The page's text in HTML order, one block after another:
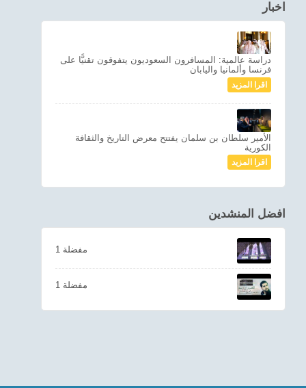
اخبار
دراسة عالمية: المسافرون السعوديون يتفوقون تقنيًّا على
فرنسا وألمانيا واليابان
اقرا المزيد
الأمير سلطان بن سلمان يفتتح معرض التاريخ والثقافة
الكورية
اقرا المزيد
افضل المنشدين
1 مفضلة
1 مفضلة